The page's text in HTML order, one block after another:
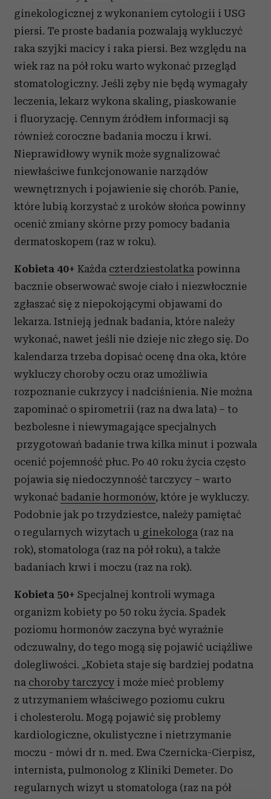
ginekologicznej z wykonaniem cytologii i USG
piersi. Te proste badania pozwalają wykluczyć
raka szyjki macicy i raka piersi. Bez względu na
wiek raz na pół roku warto wykonać przegląd
stomatologiczny. Jeśli zęby nie będą wymagały
leczenia, lekarz wykona skaling, piaskowanie
i fluoryzację. Cennym źródłem informacji są
również coroczne badania moczu i krwi.
Nieprawidłowy wynik może sygnalizować
niewłaściwe funkcjonowanie narządów
wewnętrznych i pojawienie się chorób. Panie,
które lubią korzystać z uroków słońca powinny
ocenić zmiany skórne przy pomocy badania
dermatoskopem (raz w roku).
Kobieta 40+ Każda czterdziestolatka powinna
bacznie obserwować swoje ciało i niezwłocznie
zgłaszać się z niepokojącymi objawami do
lekarza. Istnieją jednak badania, które należy
wykonać, nawet jeśli nie dzieje nic złego się. Do
kalendarza trzeba dopisać ocenę dna oka, które
wykluczy choroby oczu oraz umożliwia
rozpoznanie cukrzycy i nadciśnienia. Nie można
zapominać o spirometrii (raz na dwa lata) – to
bezbolesne i niewymagające specjalnych
przygotowań badanie trwa kilka minut i pozwala
ocenić pojemność płuc. Po 40 roku życia często
pojawia się niedoczynność tarczycy – warto
wykonać badanie hormonów, które je wykluczy.
Podobnie jak po trzydziestce, należy pamiętać
o regularnych wizytach u ginekologa (raz na
rok), stomatologa (raz na pół roku), a także
badaniach krwi i moczu (raz na rok).
Kobieta 50+ Specjalnej kontroli wymaga
organizm kobiety po 50 roku życia. Spadek
poziomu hormonów zaczyna być wyraźnie
odczuwalny, do tego mogą się pojawić uciążliwe
dolegliwości. „Kobieta staje się bardziej podatna
na choroby tarczycy i może mieć problemy
z utrzymaniem właściwego poziomu cukru
i cholesterolu. Mogą pojawić się problemy
kardiologiczne, okulistyczne i nietrzymanie
moczu - mówi dr n. med. Ewa Czernicka-Cierpisz,
internista, pulmonolog z Kliniki Demeter. Do
regularnych wizyt u stomatologa (raz na pół